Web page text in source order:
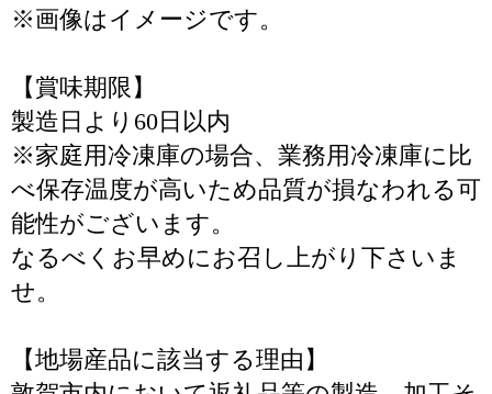
※画像はイメージです。
【賞味期限】
製造日より60日以内
※家庭用冷凍庫の場合、業務用冷凍庫に比
べ保存温度が高いため品質が損なわれる可
能性がございます。
なるべくお早めにお召し上がり下さいま
せ。
【地場産品に該当する理由】